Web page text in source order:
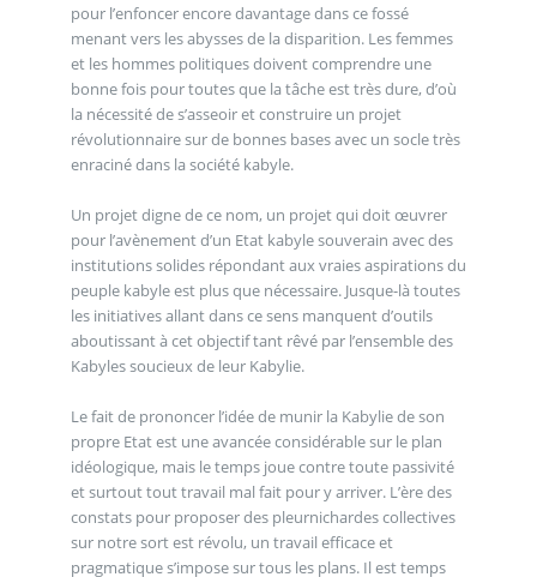
pour l’enfoncer encore davantage dans ce fossé
menant vers les abysses de la disparition. Les femmes
et les hommes politiques doivent comprendre une
bonne fois pour toutes que la tâche est très dure, d’où
la nécessité de s’asseoir et construire un projet
révolutionnaire sur de bonnes bases avec un socle très
enraciné dans la société kabyle.
Un projet digne de ce nom, un projet qui doit œuvrer
pour l’avènement d’un Etat kabyle souverain avec des
institutions solides répondant aux vraies aspirations du
peuple kabyle est plus que nécessaire. Jusque-là toutes
les initiatives allant dans ce sens manquent d’outils
aboutissant à cet objectif tant rêvé par l’ensemble des
Kabyles soucieux de leur Kabylie.
Le fait de prononcer l’idée de munir la Kabylie de son
propre Etat est une avancée considérable sur le plan
idéologique, mais le temps joue contre toute passivité
et surtout tout travail mal fait pour y arriver. L’ère des
constats pour proposer des pleurnichardes collectives
sur notre sort est révolu, un travail efficace et
pragmatique s’impose sur tous les plans. Il est temps